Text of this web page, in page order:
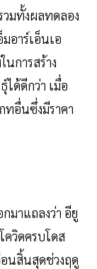
มทั้งผลทดลอง
อาร์เอ็นเอ
การสร้าง
ด้ดีกว่า เมื่อ
อื่นซึ่งมีราคา
มาแถลงว่า อียู
ควิดครบโดส
นสิ้นสุดช่วงฤดู